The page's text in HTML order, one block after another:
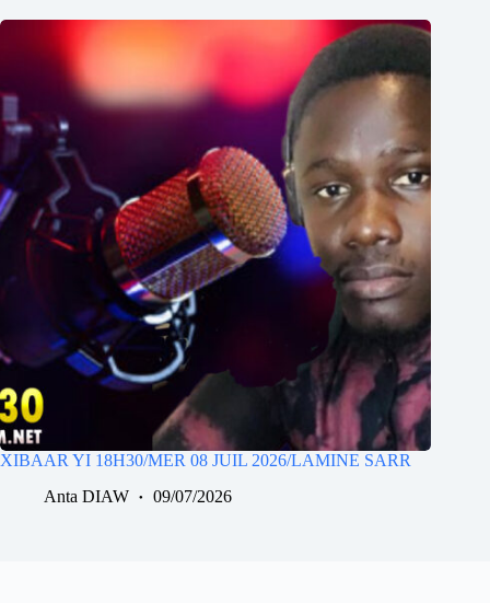
XIBAAR YI 18H30/MER 08 JUIL 2026/LAMINE SARR
Anta DIAW
09/07/2026